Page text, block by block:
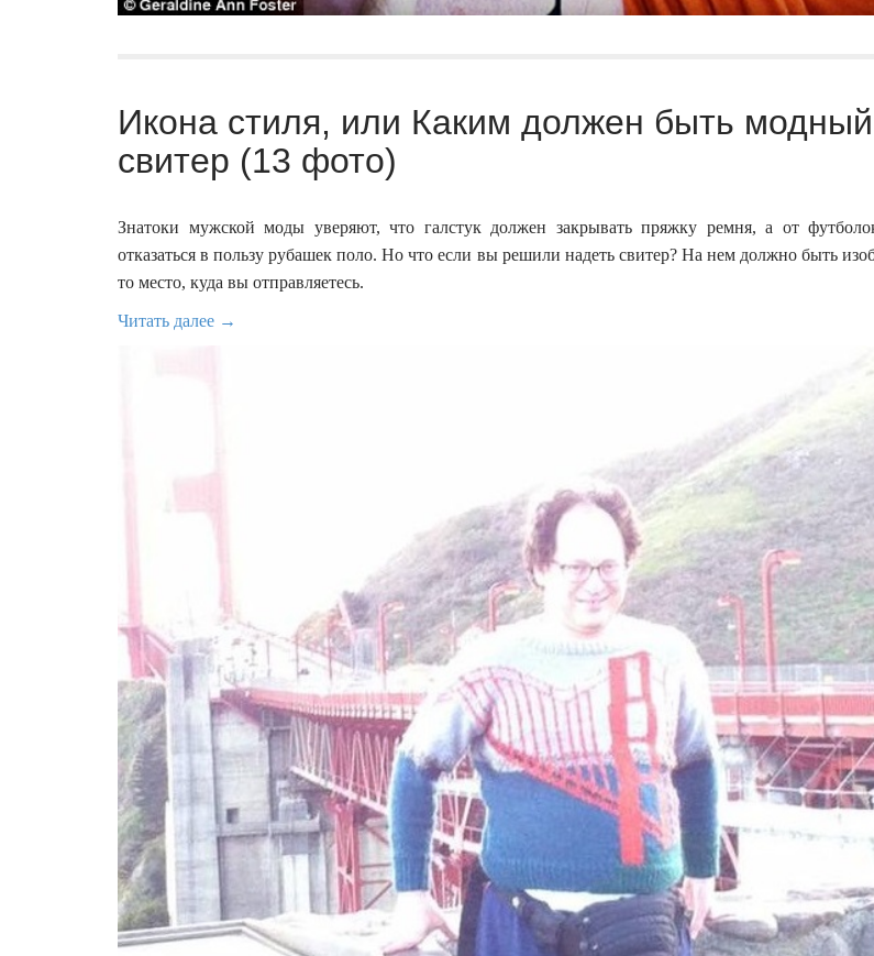
Икона стиля, или Каким должен быть модный
свитер (13 фото)
Знатоки мужской моды уверяют, что галстук должен закрывать пряжку ремня, а от
отказаться в пользу рубашек поло. Но что если вы решили надеть свитер? На нем должно быть
то место, куда вы отправляетесь.
Читать далее →